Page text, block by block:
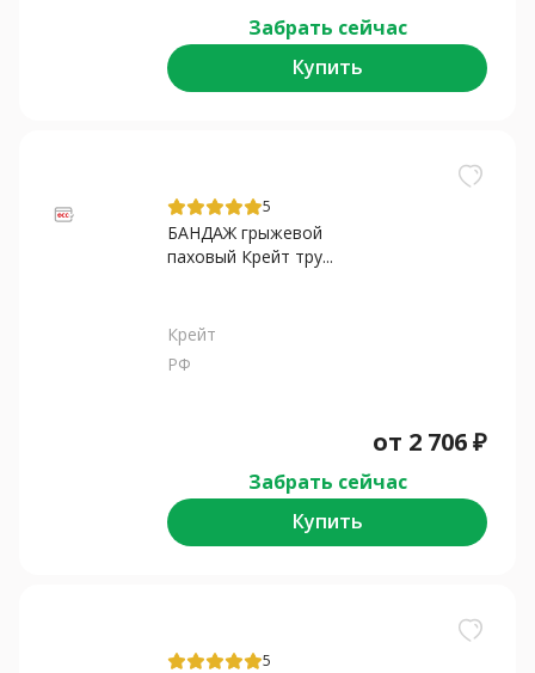
Забрать сейчас
Купить
5
БАНДАЖ грыжевой
паховый Крейт тру...
Крейт
РФ
от 2 706₽
Забрать сейчас
Купить
5